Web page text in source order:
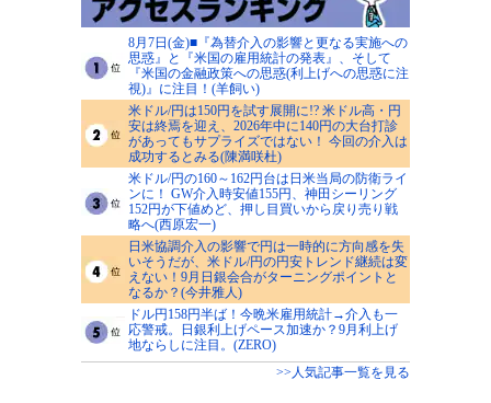
8月7日(金)■『為替介入の影響と更なる実施への
思惑』と『米国の雇用統計の発表』、そして
『米国の金融政策への思惑(利上げへの思惑に注
視)』に注目！(羊飼い)
米ドル/円は150円を試す展開に!? 米ドル高・円
安は終焉を迎え、2026年中に140円の大台打診
があってもサプライズではない！ 今回の介入は
成功するとみる(陳満咲杜)
米ドル/円の160～162円台は日米当局の防衛ライ
ンに！ GW介入時安値155円、神田シーリング
152円が下値めど、押し目買いから戻り売り戦
略へ(西原宏一)
日米協調介入の影響で円は一時的に方向感を失
いそうだが、米ドル/円の円安トレンド継続は変
えない！9月日銀会合がターニングポイントと
なるか？(今井雅人)
ドル円158円半ば！今晩米雇用統計→介入も一
応警戒。日銀利上げペース加速か？9月利上げ
地ならしに注目。(ZERO)
>>人気記事一覧を見る